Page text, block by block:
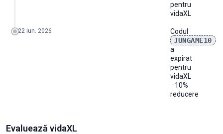
pentru
vidaXL
22 iun. 2026
Codul
JUNGAME10
a
expirat
pentru
vidaXL
· 10%
reducere
Evaluează vidaXL